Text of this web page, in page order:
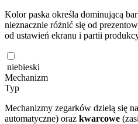
Kolor paska określa dominującą
nieznacznie różnić się od
od ustawień ekranu i partii
niebieski
Mechanizm
Typ
Mechanizmy zegarków dzielą się na
automatyczne) oraz kwarcowe